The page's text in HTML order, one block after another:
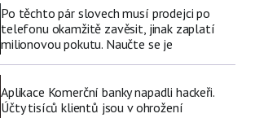
Po těchto pár slovech musí prodejci po
telefonu okamžitě zavěsit, jinak zaplatí
milionovou pokutu. Naučte se je
Aplikace Komerční banky napadli hackeři.
Účty tisíců klientů jsou v ohrožení